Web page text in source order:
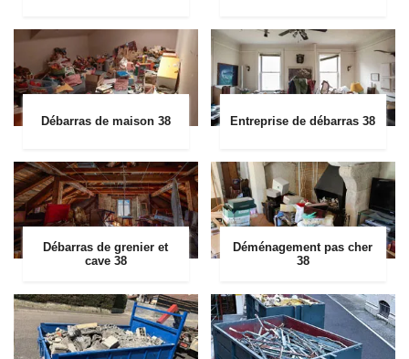
Débarras de maison 38 Entreprise de débarras 38
Débarras de grenier et
cave 38
Déménagement pas cher
38